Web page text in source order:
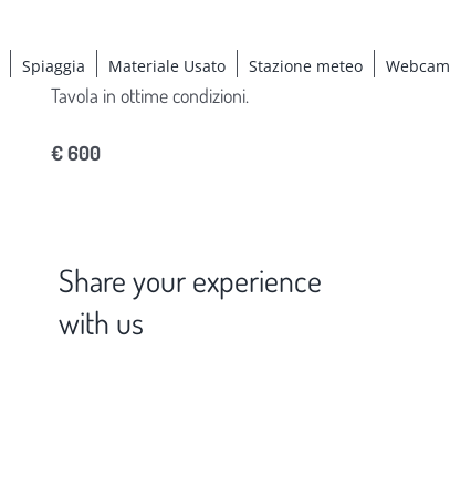
Spiaggia Materiale Usato Stazione meteo Webcam
Tavola in ottime condizioni.
€ 600
Share your experience
with us